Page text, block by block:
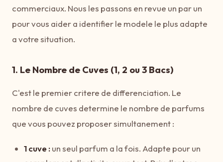
commerciaux. Nous les passons en revue un par un
pour vous aider a identifier le modele le plus adapte
a votre situation.
1. Le Nombre de Cuves (1, 2 ou 3 Bacs)
C'est le premier critere de differenciation. Le
nombre de cuves determine le nombre de parfums
que vous pouvez proposer simultanement :
1 cuve :un seul parfum a la fois. Adapte pour un